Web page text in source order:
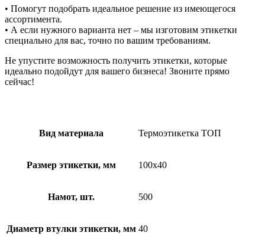
• Помогут подобрать идеальное решение из имеющегося
ассортимента.
• А если нужного варианта нет – мы изготовим этикетки
специально для вас, точно по вашим требованиям.
Не упустите возможность получить этикетки, которые
идеально подойдут для вашего бизнеса! Звоните прямо
сейчас!
Вид материала Термоэтикетка ТОП
Размер этикетки, мм 100х40
Намот, шт. 500
Диаметр втулки этикетки, мм 40